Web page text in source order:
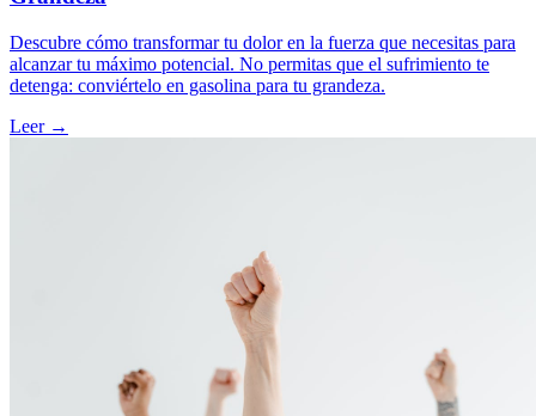
Descubre cómo transformar tu dolor en la fuerza que necesitas para
alcanzar tu máximo potencial. No permitas que el sufrimiento te
detenga: conviértelo en gasolina para tu grandeza.
Leer →